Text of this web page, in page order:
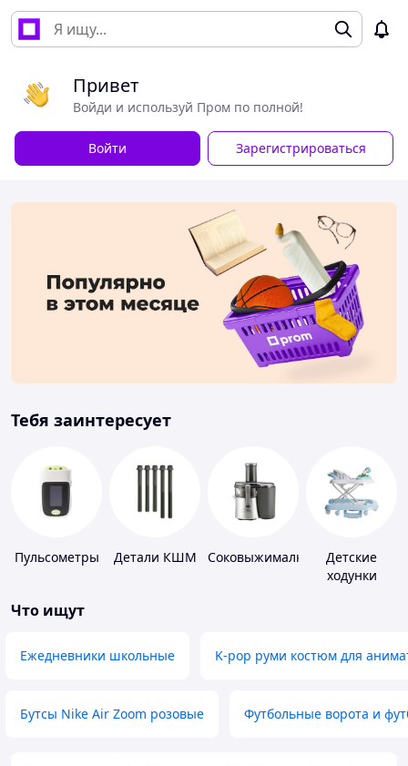
Привет
Войди и используй Пром по полной!
Войти Зарегистрироваться
Тебя заинтересует
Пульсометры Детали КШМ Соковыжималки
Детские
ходунки
Что ищут
Ежедневники школьные K-pop руми костюм для
Бутсы Nike Air Zoom розовые Футбольные ворота и